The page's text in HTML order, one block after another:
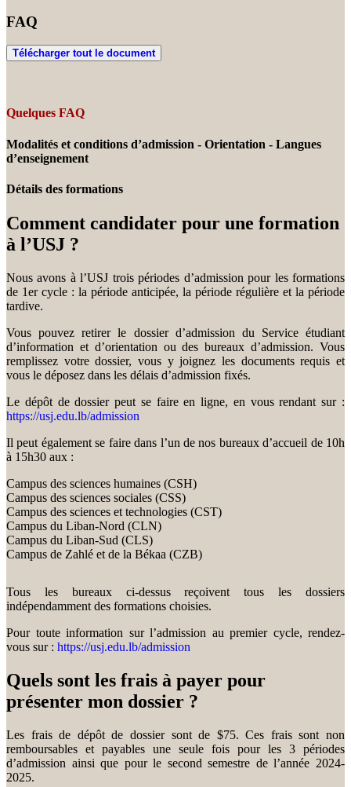
FAQ
Télécharger tout le document
Quelques FAQ
Modalités et conditions d’admission - Orientation - Langues
d’enseignement
Détails des formations
Comment candidater pour une formation
à l’USJ ?
Nous avons à l’USJ trois périodes d’admission pour les formations
de 1er cycle : la période anticipée, la période régulière et la période
tardive.
Vous pouvez retirer le dossier d’admission du Service étudiant
d’information et d’orientation ou des bureaux d’admission. Vous
remplissez votre dossier, vous y joignez les documents requis et
vous le déposez dans les délais d’admission fixés.
Le dépôt de dossier peut se faire en ligne, en vous rendant sur :
https://usj.edu.lb/admission
Il peut également se faire dans l’un de nos bureaux d’accueil de 10h
à 15h30 aux :
Campus des sciences humaines (CSH)
Campus des sciences sociales (CSS)
Campus des sciences et technologies (CST)
Campus du Liban-Nord (CLN)
Campus du Liban-Sud (CLS)
Campus de Zahlé et de la Békaa (CZB)
Tous les bureaux ci-dessus reçoivent tous les dossiers
indépendamment des formations choisies.
Pour toute information sur l’admission au premier cycle, rendez-
vous sur : https://usj.edu.lb/admission
Quels sont les frais à payer pour
présenter mon dossier ?
Les frais de dépôt de dossier sont de $75. Ces frais sont non
remboursables et payables une seule fois pour les 3 périodes
d’admission ainsi que pour le second semestre de l’année 2024-
2025.